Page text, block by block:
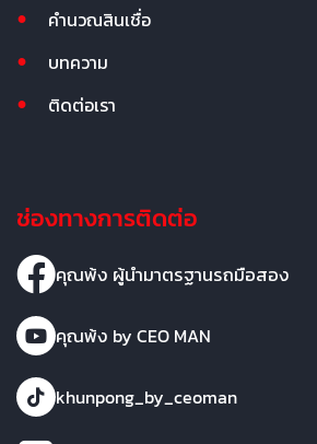
คำนวณสินเชื่อ
บทความ
ติดต่อเรา
ช่องทางการติดต่อ
คุณพ้ง ผู้นำมาตรฐานรถมือสอง
คุณพ้ง by CEO MAN
khunpong_by_ceoman